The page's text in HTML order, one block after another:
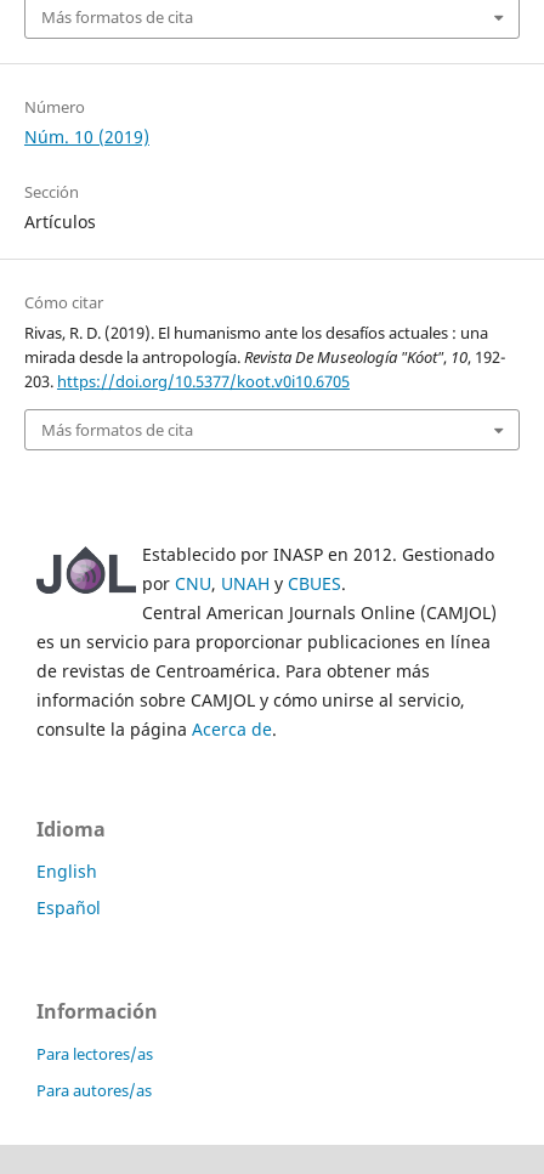
Más formatos de cita
Número
Núm. 10 (2019)
Sección
Artículos
Cómo citar
Rivas, R. D. (2019). El humanismo ante los desafíos actuales : una
mirada desde la antropología.Revista De Museología "Kóot", 10, 192-
203. https://doi.org/10.5377/koot.v0i10.6705
Más formatos de cita
Establecido por INASP en 2012. Gestionado
por CNU, UNAH y CBUES.
Central American Journals Online (CAMJOL)
es un servicio para proporcionar publicaciones en línea
de revistas de Centroamérica. Para obtener más
información sobre CAMJOL y cómo unirse al servicio,
consulte la página Acerca de.
Idioma
English
Español
Información
Para lectores/as
Para autores/as